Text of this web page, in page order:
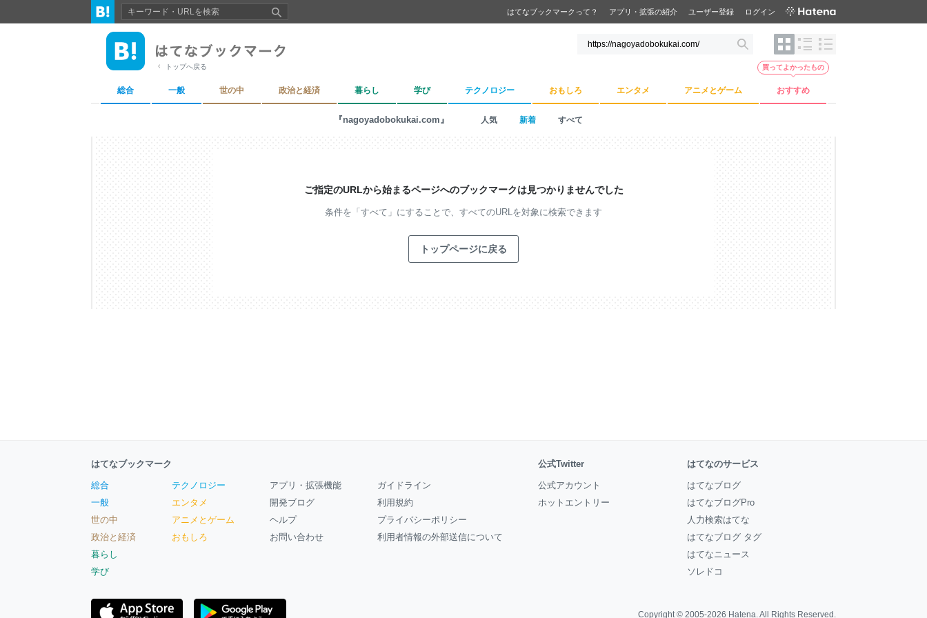
はてなブックマークって？ アプリ・拡張の紹介 ユーザー登録 ログイン
トップへ戻る
総合 一般 世の中 政治と経済 暮らし 学び テクノロジー おもしろ エンタメ アニメとゲーム おすすめ
買ってよかったもの
『nagoyadobokukai.com』 人気 新着 すべて
ご指定のURLから始まるページへのブックマークは見つかりませんでした
条件を「すべて」にすることで、 すべてのURLを対象に検索できます
トップページに戻る
はてなブックマーク
総合
一般
世の中
政治と経済
暮らし
学び
テクノロジー
エンタメ
アニメとゲーム
おもしろ
アプリ・拡張機能
開発ブログ
ヘルプ
お問い合わせ
ガイドライン
利用規約
プライバシーポリシー
利用者情報の外部送信について
公式Twitter
公式アカウント
ホットエントリー
はてなのサービス
はてなブログ
はてなブログPro
人力検索はてな
はてなブログ タグ
はてなニュース
ソレドコ
Copyright © 2005-2026 Hatena. All Rights Reserved.